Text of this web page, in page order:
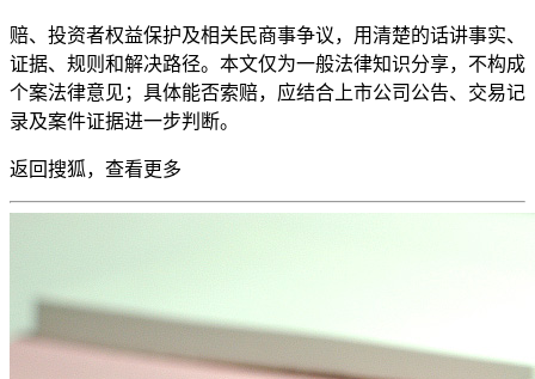
赔、投资者权益保护及相关民商事争议，用清楚的话讲事实、
证据、规则和解决路径。本文仅为一般法律知识分享，不构成
个案法律意见；具体能否索赔，应结合上市公司公告、交易记
录及案件证据进一步判断。
返回搜狐，查看更多